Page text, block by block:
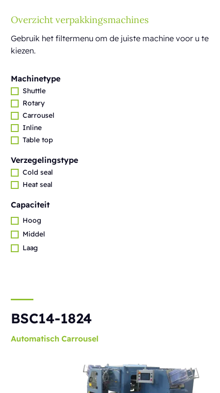
Overzicht verpakkingsmachines
Gebruik het filtermenu om de juiste machine voor u te
kiezen.
Machinetype
Shuttle
Rotary
Carrousel
Inline
Table top
Verzegelingstype
Cold seal
Heat seal
Capaciteit
Hoog
Middel
Laag
BSC14-1824
Automatisch Carrousel